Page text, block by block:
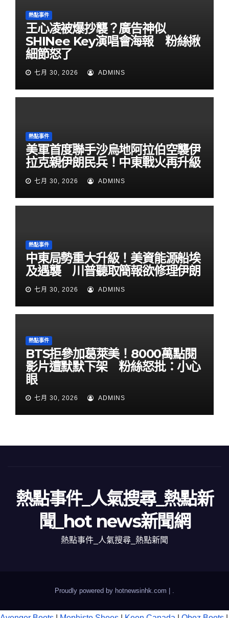
熱點事件
王心凌被爆抄襲？廣告神似
SHINee Key演唱會海報 粉絲揪
細節怒了
七月 30, 2026 ADMINS
熱點事件
美軍首度聯手沙烏地阿拉伯空襲伊
拉克親伊朗民兵！中東戰火再升級
七月 30, 2026 ADMINS
熱點事件
中東局勢重大升級！美資能源船埃
及遇襲 川普聽取簡報欲修理伊朗
七月 30, 2026 ADMINS
熱點事件
BTS拒參加葛萊美！8000萬點閱
影片遭默默下架 粉絲怒批：小心
眼
七月 30, 2026 ADMINS
熱點事件_人氣搜尋_熱點新
聞_hot news新聞網
熱點事件_人氣搜尋_熱點新聞
Proudly powered by hotnewsinhk.com |